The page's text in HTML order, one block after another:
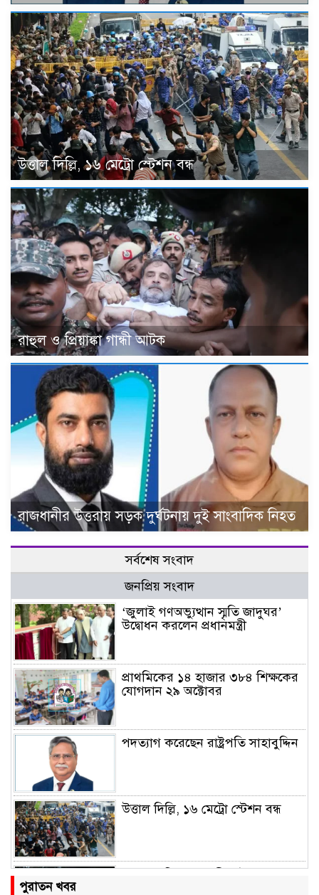
উত্তাল দিল্লি, ১৬ মেট্রো স্টেশন বন্ধ
রাহুল ও প্রিয়াঙ্কা গান্ধী আটক
রাজধানীর উত্তরায় সড়ক দুর্ঘটনায় দুই সাংবাদিক নিহত
সর্বশেষ সংবাদ
জনপ্রিয় সংবাদ
‘জুলাই গণঅভ্যুত্থান স্মৃতি জাদুঘর’
উদ্বোধন করলেন প্রধানমন্ত্রী
প্রাথমিকের ১৪ হাজার ৩৮৪ শিক্ষকের
যোগদান ২৯ অক্টোবর
পদত্যাগ করেছেন রাষ্ট্রপতি সাহাবুদ্দিন
উত্তাল দিল্লি, ১৬ মেট্রো স্টেশন বন্ধ
পুরাতন খবর